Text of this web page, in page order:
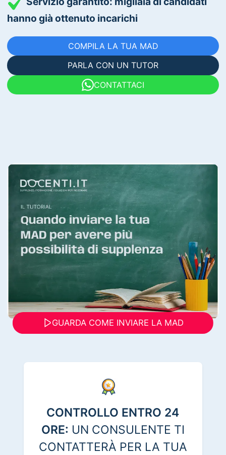
hanno già ottenuto incarichi
COMPILA LA TUA MAD
PARLA CON UN TUTOR
CONTATTACI
GUARDA COME INVIARE LA MAD
CONTROLLO ENTRO 24
ORE: UN CONSULENTE TI
CONTATTERÀ PER LA TUA